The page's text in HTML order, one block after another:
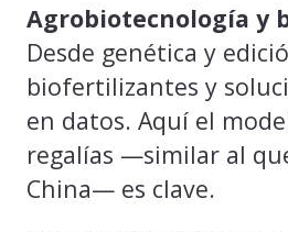
Agrobiotecnología y
Desde genética y
biofertilizantes y
en datos. Aquí el
regalías —similar al
China— es clave.